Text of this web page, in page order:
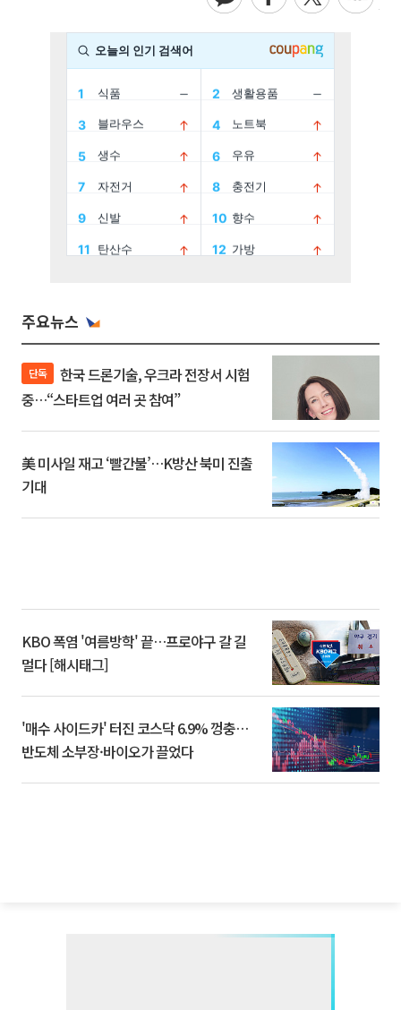
주요뉴스
단독
중…“스타트업 여러 곳 참여”
美 미사일 재고 ‘빨간불’…K방산 북미 진출
기대
KBO 폭염 '여름방학' 끝…프로야구 갈 길
멀다 [해시태그]
'매수 사이드카' 터진 코스닥 6.9% 껑충…
반도체 소부장·바이오가 끌었다